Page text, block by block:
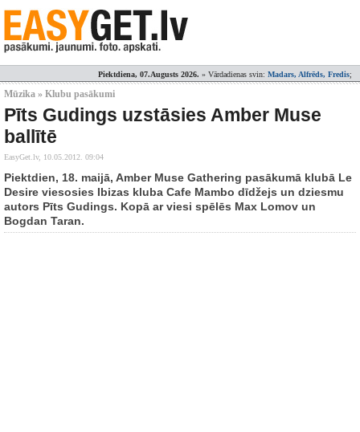
Piektdiena, 07.Augusts 2026. » Vārdadienas svin: Madars, Alfrēds, Fredis;
Mūzika » Klubu pasākumi
Pīts Gudings uzstāsies Amber Muse
ballītē
EasyGet.lv, 10.05.2012. 09:04
Piektdien, 18. maijā, Amber Muse Gathering pasākumā klubā Le
Desire viesosies Ibizas kluba Cafe Mambo dīdžejs un dziesmu
autors Pīts Gudings. Kopā ar viesi spēlēs Max Lomov un
Bogdan Taran.